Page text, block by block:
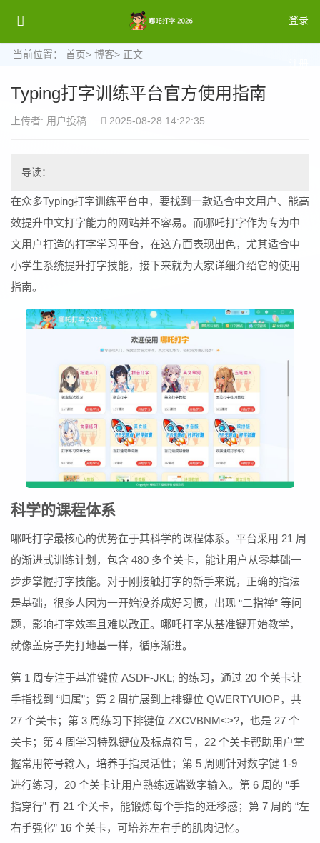
登录
登录
当前位置： 首页> 博客> 正文
Typing打字训练平台官方使用指南
上传者: 用户投稿 2025-08-28 14:22:35
导读：
在众多Typing打字训练平台中，要找到一款适合中文用户、能高
效提升中文打字能力的网站并不容易。而哪吒打字作为专为中
文用户打造的打字学习平台，在这方面表现出色，尤其适合中
小学生系统提升打字技能，接下来就为大家详细介绍它的使用
指南。
科学的课程体系
哪吒打字最核心的优势在于其科学的课程体系。平台采用 21 周
的渐进式训练计划，包含 480 多个关卡，能让用户从零基础一
步步掌握打字技能。对于刚接触打字的新手来说，正确的指法
是基础，很多人因为一开始没养成好习惯，出现 “二指禅” 等问
题，影响打字效率且难以改正。哪吒打字从基准键开始教学，
就像盖房子先打地基一样，循序渐进。
第 1 周专注于基准键位 ASDF-JKL; 的练习，通过 20 个关卡让
手指找到 “归属”；第 2 周扩展到上排键位 QWERTYUIOP，共
27 个关卡；第 3 周练习下排键位 ZXCVBNM<>?，也是 27 个
关卡；第 4 周学习特殊键位及标点符号，22 个关卡帮助用户掌
握常用符号输入，培养手指灵活性；第 5 周则针对数字键 1-9
进行练习，20 个关卡让用户熟练远端数字输入。第 6 周的 “手
指穿行” 有 21 个关卡，能锻炼每个手指的迁移感；第 7 周的 “左
右手强化” 16 个关卡，可培养左右手的肌肉记忆。